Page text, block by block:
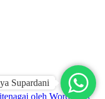
oleh WordPress
Supardani